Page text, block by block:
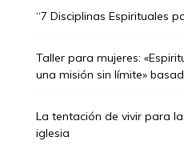
“7 Disciplinas Espirituales
Taller para mujeres:
una misión sin límite»
La tentación de vivir para
iglesia